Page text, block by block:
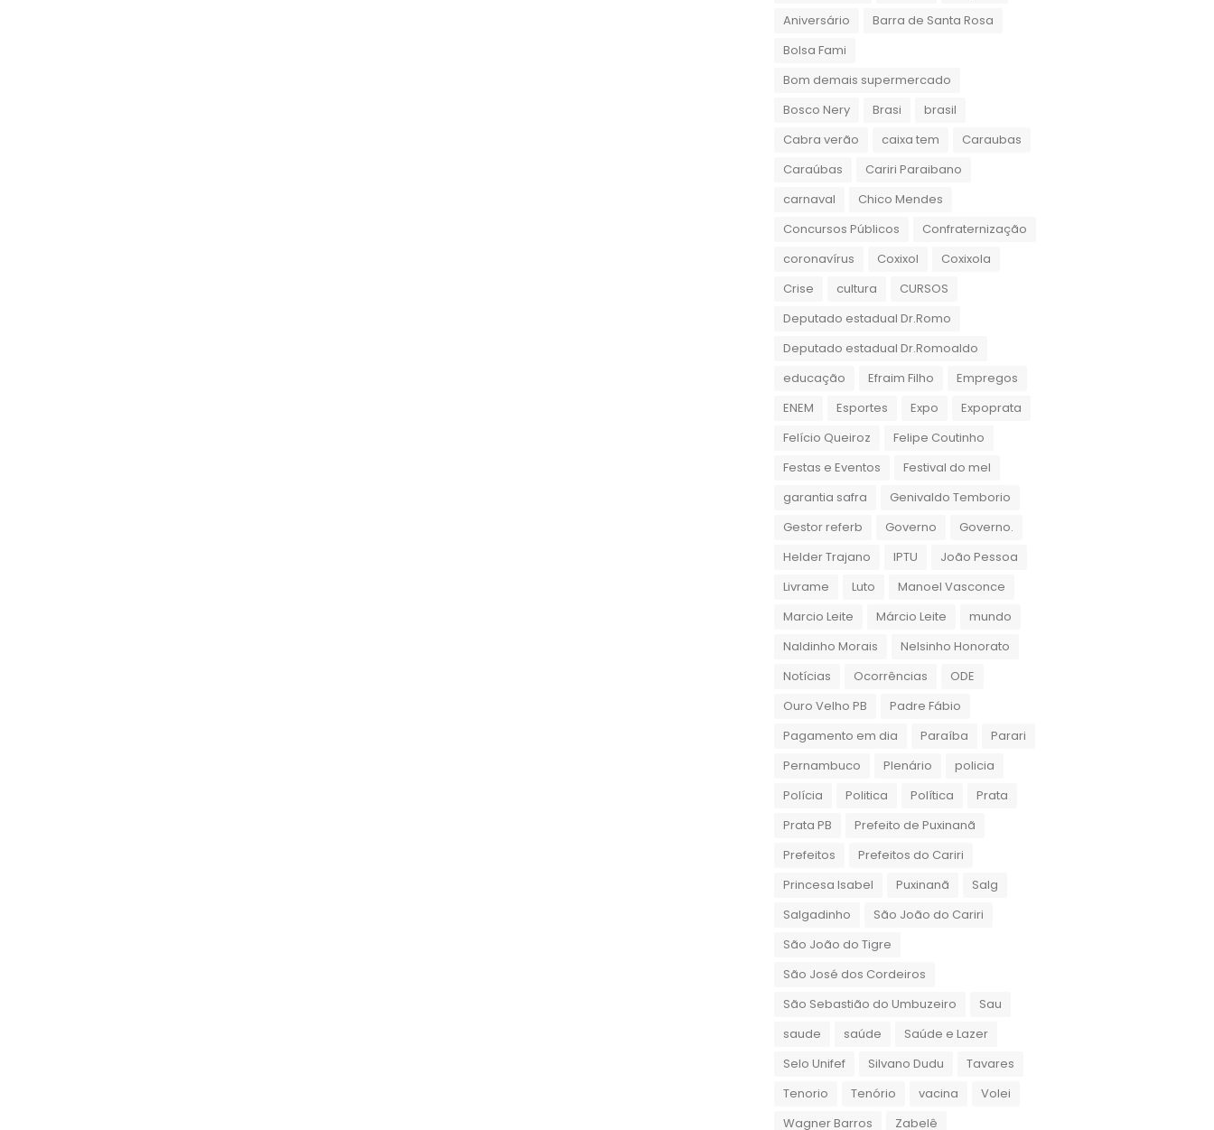
Aniversário
Barra de Santa Rosa
Bolsa Fami
Bom demais supermercado
Bosco Nery
Brasi
brasil
Cabra verão
caixa tem
Caraubas
Caraúbas
Cariri Paraibano
carnaval
Chico Mendes
Concursos Públicos
Confraternização
coronavírus
Coxixol
Coxixola
Crise
cultura
CURSOS
Deputado estadual Dr.Romo
Deputado estadual Dr.Romoaldo
educação
Efraim Filho
Empregos
ENEM
Esportes Expo
Expoprata
Felício Queiroz
Felipe Coutinho
Festas e Eventos
Festival do mel
garantia safra
Genivaldo Temborio
Gestor referb
Governo
Governo.
Helder Trajano
IPTU
João Pessoa
Livrame
Luto
Manoel Vasconce
Marcio Leite
Márcio Leite
mundo
Naldinho Morais
Nelsinho Honorato
Notícias
Ocorrências
ODE
Ouro Velho PB
Padre Fábio
Pagamento em dia
Paraíba
Parari
Pernambuco
Plenário
policia
Polícia
Politica Política
Prata
Prata PB
Prefeito de Puxinanã
Prefeitos
Prefeitos do Cariri
Princesa Isabel
Puxinanã
Salg
Salgadinho
São João do Cariri
São João do Tigre
São José dos Cordeiros
São Sebastião do Umbuzeiro
Sau
saude
saúde
Saúde e Lazer
Selo Unifef
Silvano Dudu
Tavares
Tenorio
Tenório vacina
Volei
Wagner Barros
Zabelê